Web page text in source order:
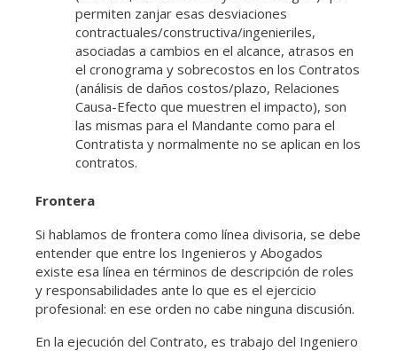
permiten zanjar esas desviaciones
contractuales/constructiva/ingenieriles,
asociadas a cambios en el alcance, atrasos en
el cronograma y sobrecostos en los Contratos
(análisis de daños costos/plazo, Relaciones
Causa-Efecto que muestren el impacto), son
las mismas para el Mandante como para el
Contratista y normalmente no se aplican en los
contratos.
Frontera
Si hablamos de frontera como línea divisoria, se debe
entender que entre los Ingenieros y Abogados
existe esa línea en términos de descripción de roles
y responsabilidades ante lo que es el ejercicio
profesional: en ese orden no cabe ninguna discusión.
En la ejecución del Contrato, es trabajo del Ingeniero